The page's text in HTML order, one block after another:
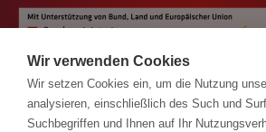
Wir verwenden Cookies
Wir setzen Cookies ein, um die Nutzung
analysieren, einschließlich des Such und
Suchbegriffen und Ihnen auf Ihr